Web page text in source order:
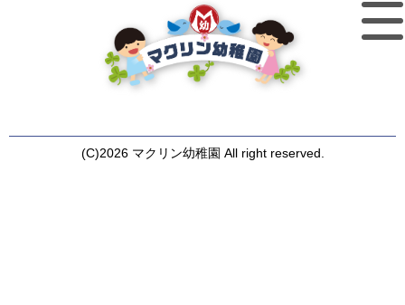
(C)2026 マクリン幼稚園 All right reserved.